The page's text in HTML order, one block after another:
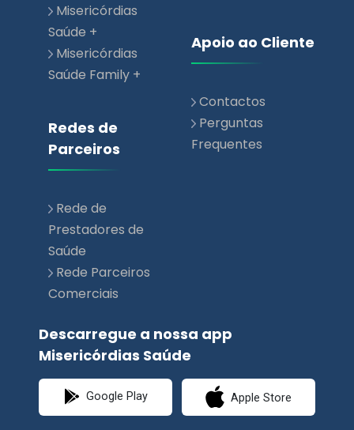
Misericórdias
Saúde +
Misericórdias
Saúde Family +
Redes de
Parceiros
Rede de
Prestadores de
Saúde
Rede Parceiros
Comerciais
Apoio ao Cliente
Contactos
Perguntas
Frequentes
Descarregue a nossa app
Misericórdias Saúde
Google Play Apple Store